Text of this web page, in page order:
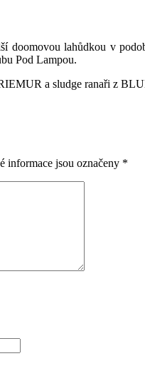
doomovou lahůdkou v
Pod Lampou.
a sludge ranaři z
informace jsou označeny *